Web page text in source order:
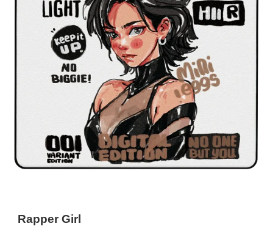
Rapper Girl